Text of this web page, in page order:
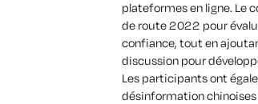
plateformes en ligne. Le
de route 2022 pour
confiance, tout en
discussion pour
Les participants ont
désinformation